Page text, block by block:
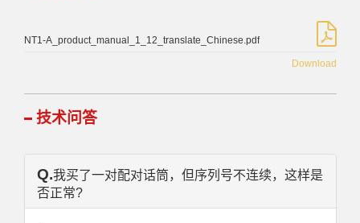
NT1-A_product_manual_1_12_translate_Chinese.pdf
Download
技术问答
Q.我买了一对配对话筒，但序列号不连续，这样是
否正常?